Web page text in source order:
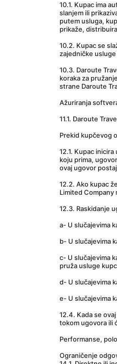
10.1. Kupac ima
slanjem ili
putem usluga,
prikaže,
10.2. Kupac se
zajedničke
10.3. Daroute
koraka za
strane Daroute
Ažuriranja
11.1. Daroute
Prekid kupčevog
12.1. Kupac
koju prima,
ovaj ugovor
12.2. Ako kupac
Limited Company
12.3. Raskidanje
a- U slučajevima
b- U slučajevima
c- U slučajevima
pruža usluge
d- U slučajevima
e- U slučajevima
12.4. Kada se
tokom ugovora ili
Performanse,
Ograničenje